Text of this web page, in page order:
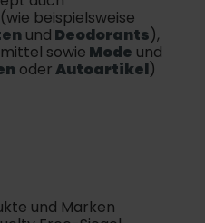
beispielsweise
und Deodorants),
sowie Mode und
oderAutoartikel)
und Marken